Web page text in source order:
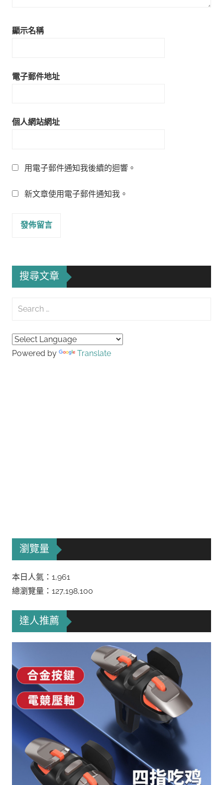
顯示名稱
電子郵件地址
個人網站網址
用電子郵件通知我後續的迴響。
新文章使用電子郵件通知我。
搜尋文章
Search
Powered by Translate
瀏覽量
本日人氣：1,961
總瀏覽量：127,198,100
達人推薦